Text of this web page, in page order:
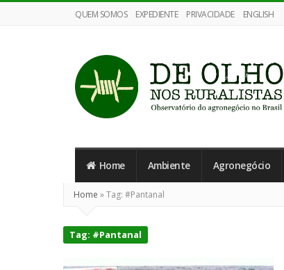
QUEM SOMOS EXPEDIENTE PRIVACIDADE ENGLISH
Olho
nos
Ruralistas
Home Ambiente Agronegócio
Home »Tag: #Pantanal
Tag: #Pantanal